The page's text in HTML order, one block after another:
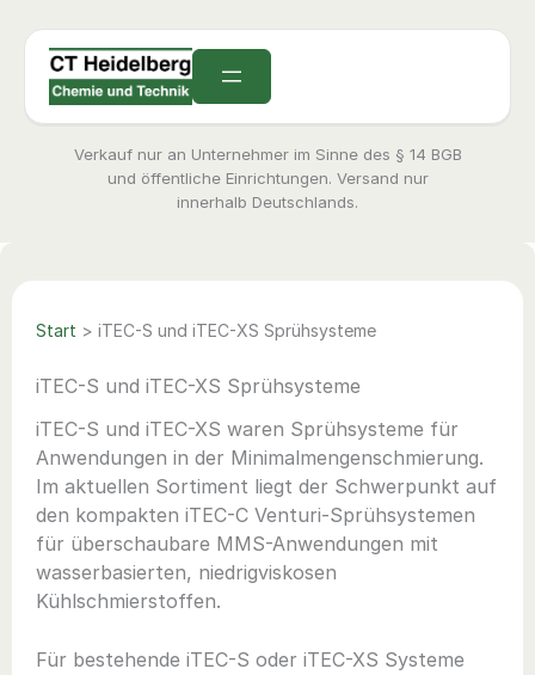
Inhalt
springen
Verkauf nur an Unternehmer im Sinne des § 14 BGB
und öffentliche Einrichtungen. Versand nur
innerhalb Deutschlands.
Start > iTEC-S und iTEC-XS Sprühsysteme
iTEC-S und iTEC-XS Sprühsysteme
iTEC-S und iTEC-XS waren Sprühsysteme für
Anwendungen in der Minimalmengenschmierung.
Im aktuellen Sortiment liegt der Schwerpunkt auf
den kompakten iTEC-C Venturi-Sprühsystemen
für überschaubare MMS-Anwendungen mit
wasserbasierten, niedrigviskosen
Kühlschmierstoffen.
Für bestehende iTEC-S oder iTEC-XS Systeme